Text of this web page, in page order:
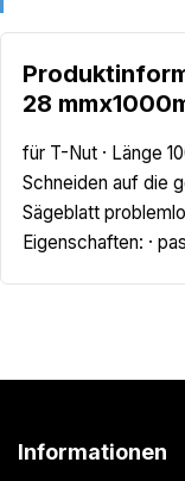
28
für T-Nut · Länge
Schneiden auf die
Sägeblatt
Eigenschaften: ·
Informationen